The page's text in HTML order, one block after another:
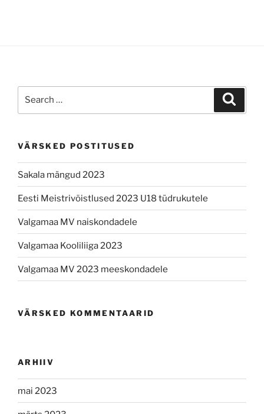
VÄRSKED POSTITUSED
Sakala mängud 2023
Eesti Meistrivõistlused 2023 U18 tüdrukutele
Valgamaa MV naiskondadele
Valgamaa Kooliliiga 2023
Valgamaa MV 2023 meeskondadele
VÄRSKED KOMMENTAARID
ARHIIV
mai 2023